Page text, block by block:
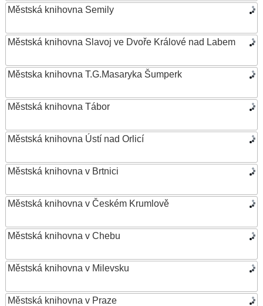
Městská knihovna Semily
Městská knihovna Slavoj ve Dvoře Králové nad Labem
Městska knihovna T.G.Masaryka Šumperk
Městská knihovna Tábor
Městská knihovna Ústí nad Orlicí
Městská knihovna v Brtnici
Městská knihovna v Českém Krumlově
Městská knihovna v Chebu
Městská knihovna v Milevsku
Městská knihovna v Praze